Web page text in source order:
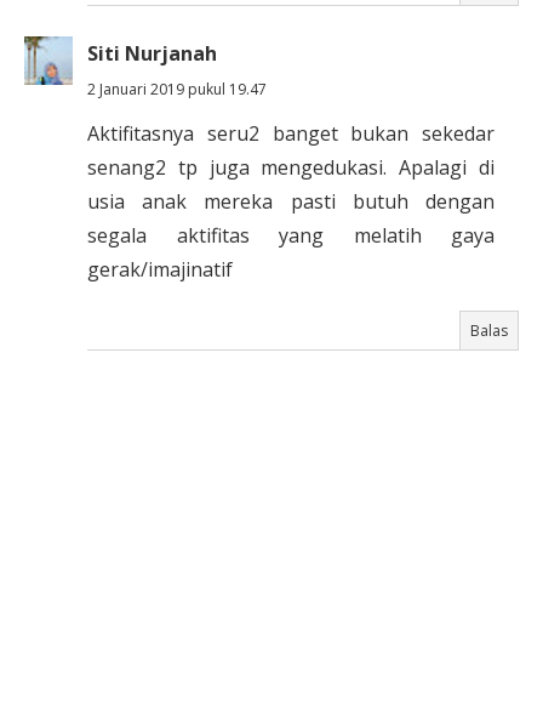
Siti Nurjanah
2 Januari 2019 pukul 19.47
Aktifitasnya seru2 banget bukan sekedar
senang2 tp juga mengedukasi. Apalagi di
usia anak mereka pasti butuh dengan
segala aktifitas yang melatih gaya
gerak/imajinatif
Balas